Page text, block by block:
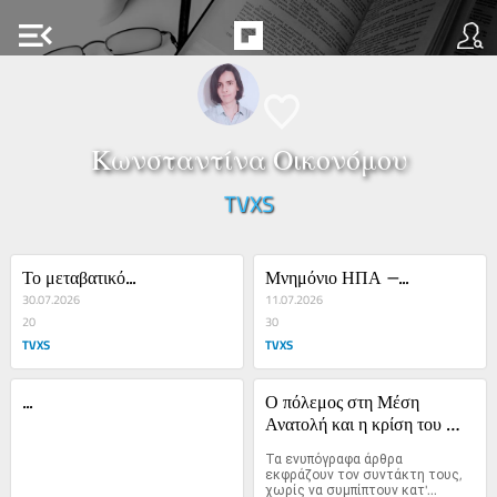
menu_open
Κωνσταντίνα Οικονόμου
TVXS
Το μεταβατικό...
30.07.2026
20
TVXS
Μνημόνιο ΗΠΑ –...
11.07.2026
30
TVXS
...
Ο πόλεμος στη Μέση
Ανατολή και η κρίση του
της χρήσης...
Τα ενυπόγραφα άρθρα
εκφράζουν τον συντάκτη τους,
χωρίς να συμπίπτουν κατ'...